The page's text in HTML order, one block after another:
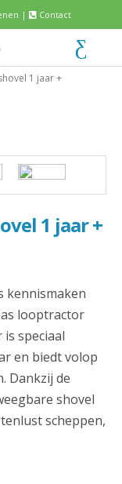
| Contact
1 jaar +
1 jaar +
kennismaken
looptractor
speciaal
en biedt volop
Dankzij de
shovel
scheppen,